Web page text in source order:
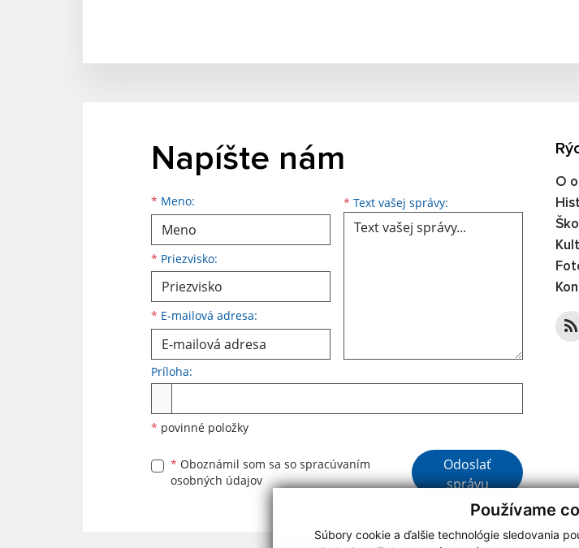
Používame
Súbory cookie a ďalšie technológie sledovania
Napíšte nám
* Meno:
Meno
* Priezvisko:
Priezvisko
* E-mailová adresa:
E-mailová adresa * Text vašej správy: Text vašej správy...
Príloha:
* povinné položky
* Oboznámil som sa so spracúvaním
osobných údajov
Google reCaptcha Response
Odoslať
správu
O